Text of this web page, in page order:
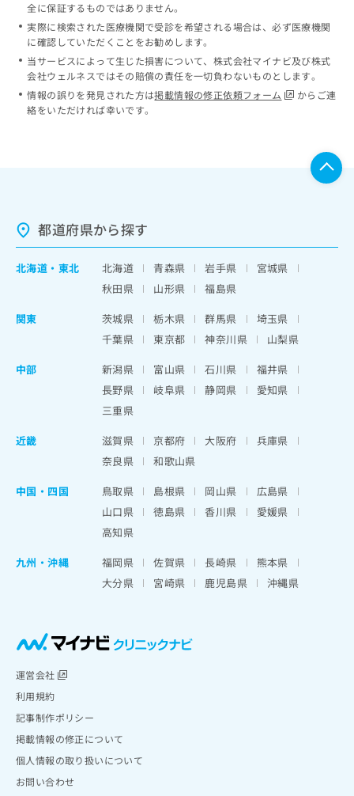
全に保証するものではありません。
実際に検索された医療機関で受診を希望される場合は、必ず医療機関
に確認していただくことをお勧めします。
当サービスによって生じた損害について、株式会社マイナビ及び株式
会社ウェルネスではその賠償の責任を一切負わないものとします。
情報の誤りを発見された方は掲載情報の修正依頼フォーム
からご連
絡をいただければ幸いです。
都道府県から探す
北海道 ・ 東北 北海道 青森県 岩手県
宮城県
秋田県
山形県
福島県
関東
茨城県 栃木県 群馬県
埼玉県
千葉県
東京都 神奈川県
山梨県
中部
新潟県 富山県 石川県
福井県
長野県
岐阜県 静岡県
愛知県
三重県
近畿
滋賀県 京都府 大阪府
兵庫県
奈良県
和歌山県
中国・四国
鳥取県 島根県 岡山県
広島県
山口県
徳島県 香川県
愛媛県
高知県
九州・沖縄
福岡県 佐賀県 長崎県
熊本県
大分県
宮崎県 鹿児島県 沖縄県
運営会社
利用規約
記事制作ポリシー
掲載情報の修正について
個人情報の取り扱いについて
お問い合わせ